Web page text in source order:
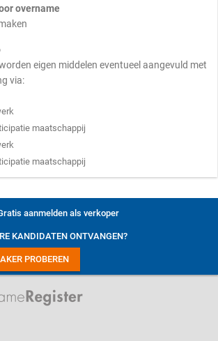
overname
eigen middelen eventueel aangevuld met
via:
maatschappij
maatschappij
aanmelden als verkoper
KANDIDATEN ONTVANGEN?
PROBEREN